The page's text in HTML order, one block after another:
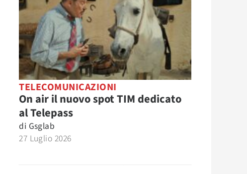
TELECOMUNICAZIONI
On air il nuovo spot TIM dedicato
al Telepass
di Gsglab
27 Luglio 2026